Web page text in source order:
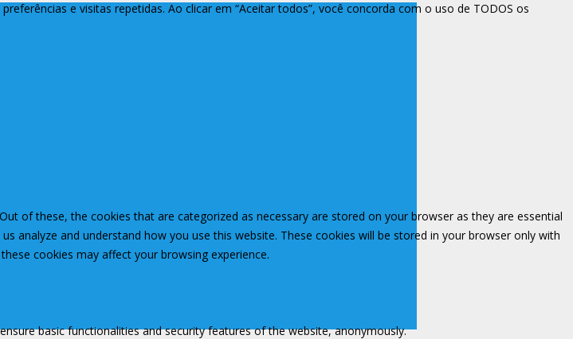
e visitas repetidas. Ao clicar em “Aceitar todos”, você concorda com o uso de TODOS os
of these, the cookies that are categorized as necessary are stored on your browser as they are essential
analyze and understand how you use this website. These cookies will be stored in your browser only with
cookies may affect your browsing experience.
basic functionalities and security features of the website, anonymously.